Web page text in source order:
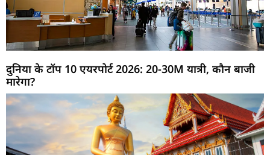
दुनिया के टॉप 10 एयरपोर्ट 2026: 20-30M यात्री, कौन बाजी
मारेगा?